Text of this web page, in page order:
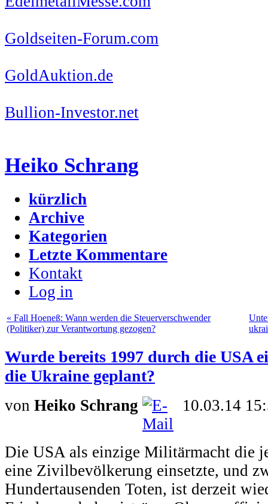
Goldseiten-Forum.com
GoldAuktion.de
Bullion-Investor.net
Heiko Schrang
kürzlich
Archive
Kategorien
Letzte Kommentare
Kontakt
Log in
« Fall Hoeneß: Wann werden die Steuerverschwender
(Politiker) zur Verantwortung gezogen?
Wurde bereits 1997 durch die USA
die Ukraine geplant?
von Heiko Schrang 10.03.14
Die USA als einzige Militärmacht die
eine Zivilbevölkerung einsetzte, und
Hundertausenden Toten, ist derzeit